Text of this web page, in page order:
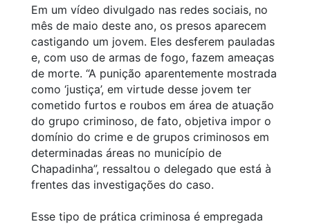
Em um vídeo divulgado nas redes sociais, no
mês de maio deste ano, os presos aparecem
castigando um jovem. Eles desferem pauladas
e, com uso de armas de fogo, fazem ameaças
de morte. “A punição aparentemente mostrada
como ‘justiça’, em virtude desse jovem ter
cometido furtos e roubos em área de atuação
do grupo criminoso, de fato, objetiva impor o
domínio do crime e de grupos criminosos em
determinadas áreas no município de
Chapadinha”, ressaltou o delegado que está à
frentes das investigações do caso.
Esse tipo de prática criminosa é empregada